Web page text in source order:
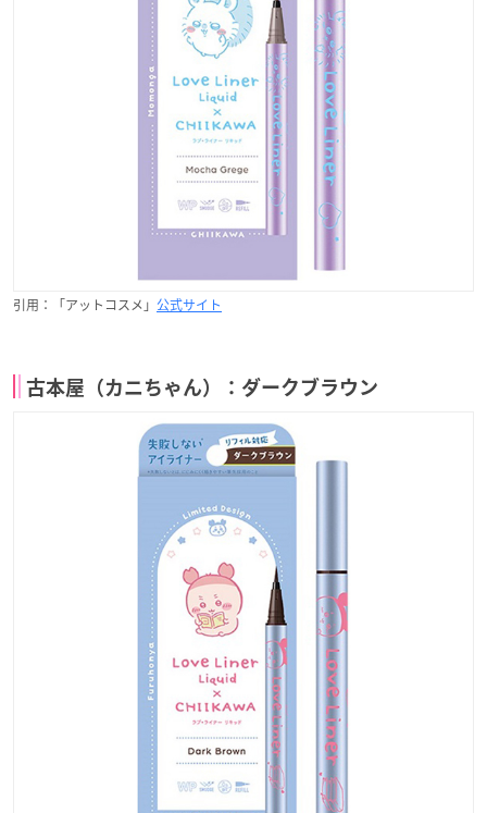
引用：「アットコスメ」 公式サイト
古本屋（カニちゃん）：ダークブラウン